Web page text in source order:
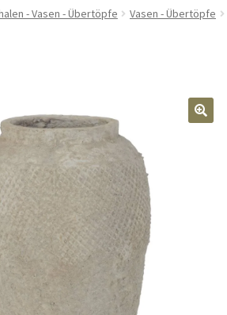
- Vasen - Übertöpfe Vasen - Übertöpfe